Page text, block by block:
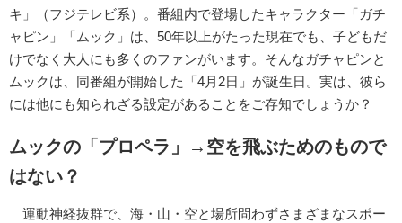
キ」（フジテレビ系）。番組内で登場したキャラクター「ガチ
ャピン」「ムック」は、50年以上がたった現在でも、子どもだ
けでなく大人にも多くのファンがいます。そんなガチャピンと
ムックは、同番組が開始した「4月2日」が誕生日。実は、彼ら
には他にも知られざる設定があることをご存知でしょうか？
ムックの「プロペラ」→空を飛ぶためのもので
はない？
運動神経抜群で、海・山・空と場所問わずさまざまなスポー